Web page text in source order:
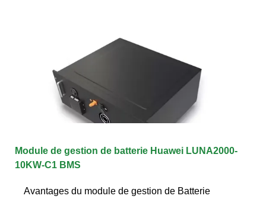
Module de gestion de batterie Huawei LUNA2000-
10KW-C1 BMS
Avantages du module de gestion de Batterie